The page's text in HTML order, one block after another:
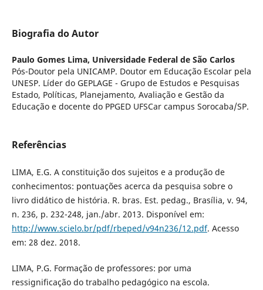
Biografia do Autor
Paulo Gomes Lima, Universidade Federal de São Carlos
Pós-Doutor pela UNICAMP. Doutor em Educação Escolar pela
UNESP. Líder do GEPLAGE - Grupo de Estudos e Pesquisas
Estado, Políticas, Planejamento, Avaliação e Gestão da
Educação e docente do PPGED UFSCar campus Sorocaba/SP.
Referências
LIMA, E.G. A constituição dos sujeitos e a produção de
conhecimentos: pontuações acerca da pesquisa sobre o
livro didático de história. R. bras. Est. pedag., Brasília, v. 94,
n. 236, p. 232-248, jan./abr. 2013. Disponível em:
http://www.scielo.br/pdf/rbeped/v94n236/12.pdf. Acesso
em: 28 dez. 2018.
LIMA, P.G. Formação de professores: por uma
ressignificação do trabalho pedagógico na escola.